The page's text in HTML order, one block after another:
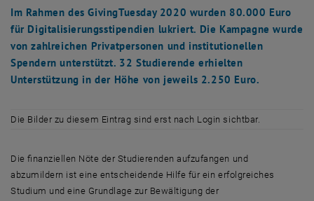
Im Rahmen des GivingTuesday 2020 wurden 80.000 Euro
für Digitalisierungsstipendien lukriert. Die Kampagne wurde
von zahlreichen Privatpersonen und institutionellen
Spendern unterstützt. 32 Studierende erhielten
Unterstützung in der Höhe von jeweils 2.250 Euro.
Die Bilder zu diesem Eintrag sind erst nach Login sichtbar.
Die finanziellen Nöte der Studierenden aufzufangen und
abzumildern ist eine entscheidende Hilfe für ein erfolgreiches
Studium und eine Grundlage zur Bewältigung der